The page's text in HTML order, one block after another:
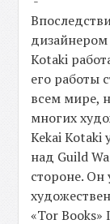
дизайнером
Kotaki
его работы
всем мире,
многих
Kekai Kotaki
над Guild
стороне. Он
«Tor Books»